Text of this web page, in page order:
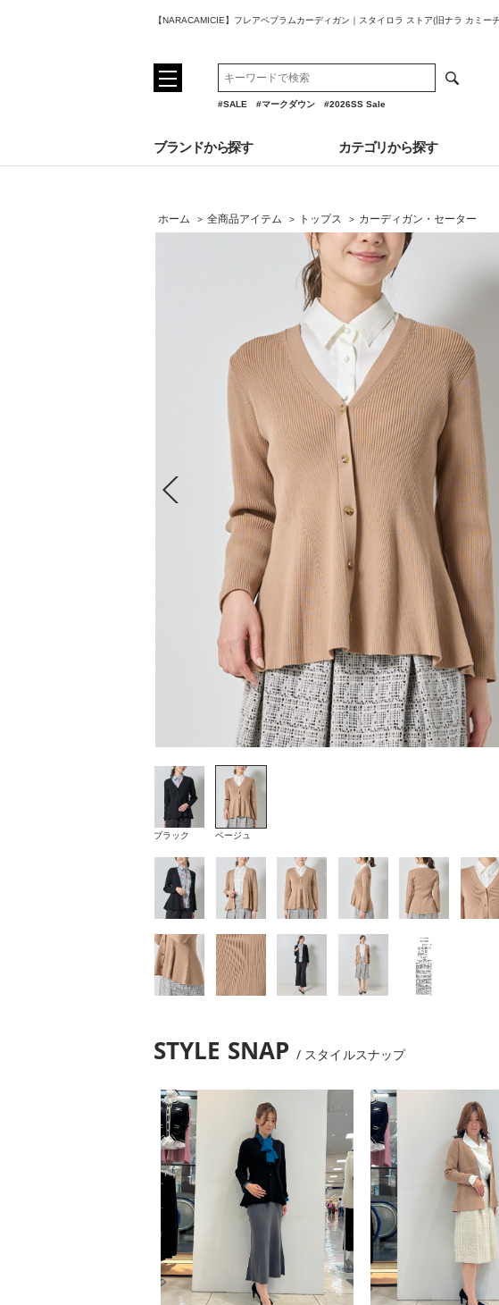
【NARACAMICIE】フレアペプラムカーディガン｜スタイロラ ストア(旧ナラ カミー
#SALE #マークダウン #2026SS Sale
ブランドから探す カテゴリから探す
ホーム > 全商品アイテム > トップス > カーディガン・セーター
ブラック ベージュ
STYLE SNAP スタイルスナップ